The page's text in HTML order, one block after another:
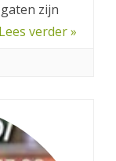
zijn
Lees verder »